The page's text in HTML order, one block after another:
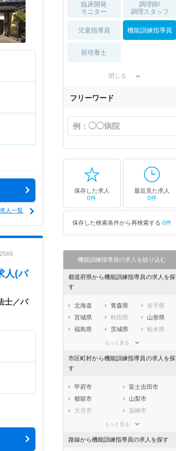
人一覧
人(パ
士／パ
臨床開発
モニター
調理師/
調理スタッフ
児童指導員 機能訓練指導員
胚培養士
閉じる
フリーワード
保存した求人
0件
最近見た求人
0件
保存した検索条件から再検索する 0件
機能訓練指導員の求人を絞り込む
都道府県から機能訓練指導員の求人を探
す
北海道 青森県
岩手県
宮城県
秋田県
山形県
福島県
茨城県
栃木県
埼玉県
静岡県
愛知県
三重県
滋賀県
京都府
兵庫県
奈良県
島根県
広島県
山口県
徳島県
もっと見る
市区町村から機能訓練指導員の求人を探
す
甲府市
富士吉田市
都留市
山梨市
大月市
韮崎市
南アルプス市
北杜市
もっと見る
路線から機能訓練指導員の求人を探す